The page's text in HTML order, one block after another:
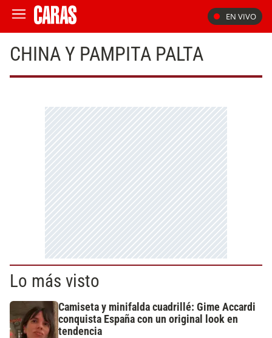
EN VIVO
CHINA Y PAMPITA PALTA
Lo más visto
Camiseta y minifalda cuadrillé: Gime Accardi
conquista España con un original look en
tendencia